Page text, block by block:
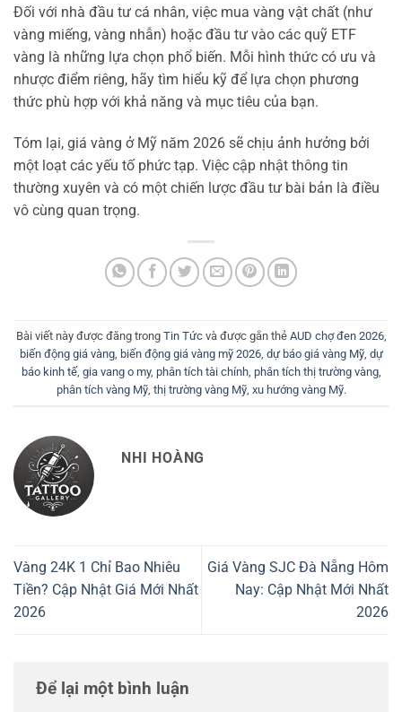
Đối với nhà đầu tư cá nhân, việc mua vàng vật chất (như
vàng miếng, vàng nhẫn) hoặc đầu tư vào các quỹ ETF
vàng là những lựa chọn phổ biến. Mỗi hình thức có ưu và
nhược điểm riêng, hãy tìm hiểu kỹ để lựa chọn phương
thức phù hợp với khả năng và mục tiêu của bạn.
Tóm lại, giá vàng ở Mỹ năm 2026 sẽ chịu ảnh hưởng bởi
một loạt các yếu tố phức tạp. Việc cập nhật thông tin
thường xuyên và có một chiến lược đầu tư bài bản là điều
vô cùng quan trọng.
Bài viết này được đăng trong Tin Tứcvà được gắn thẻ AUD chợ đen 2026,
biến động giá vàng, biến động giá vàng mỹ 2026, dự báo giá vàng Mỹ, dự
báo kinh tế, gia vang o my, phân tích tài chính, phân tích thị trường vàng,
phân tích vàng Mỹ, thị trường vàng Mỹ, xu hướng vàng Mỹ.
NHI HOÀNG
Vàng 24K 1 Chỉ Bao Nhiêu
Tiền? Cập Nhật Giá Mới Nhất
2026
Giá Vàng SJC Đà Nẵng Hôm
Nay: Cập Nhật Mới Nhất
2026
Để lại một bình luận